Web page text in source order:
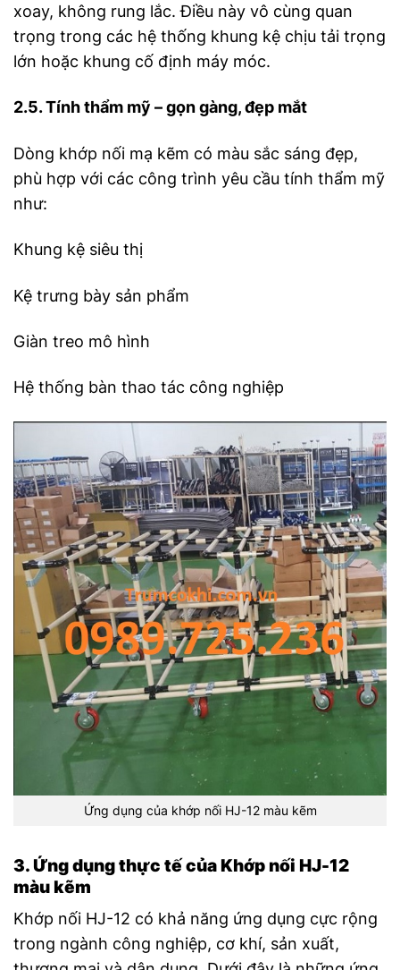
xoay, không rung lắc. Điều này vô cùng quan
trọng trong các hệ thống khung kệ chịu tải trọng
lớn hoặc khung cố định máy móc.
2.5. Tính thẩm mỹ – gọn gàng, đẹp mắt
Dòng khớp nối mạ kẽm có màu sắc sáng đẹp,
phù hợp với các công trình yêu cầu tính thẩm mỹ
như:
Khung kệ siêu thị
Kệ trưng bày sản phẩm
Giàn treo mô hình
Hệ thống bàn thao tác công nghiệp
Ứng dụng của khớp nối HJ-12 màu kẽm
3. Ứng dụng thực tế của Khớp nối HJ-12
màu kẽm
Khớp nối HJ-12 có khả năng ứng dụng cực rộng
trong ngành công nghiệp, cơ khí, sản xuất,